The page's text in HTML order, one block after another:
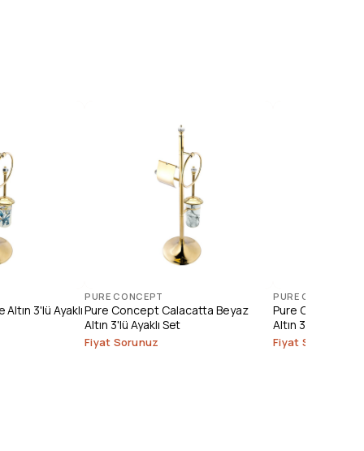
3'lü Ayaklı
PURE CONCEPT
Pure Concept Calacatta Beyaz
Altın 3'lü Ayaklı Set
Fiyat Sorunuz
PURE CONCEPT
Pure Concept
Altın 3'lü Ayaklı
Fiyat Sorunuz